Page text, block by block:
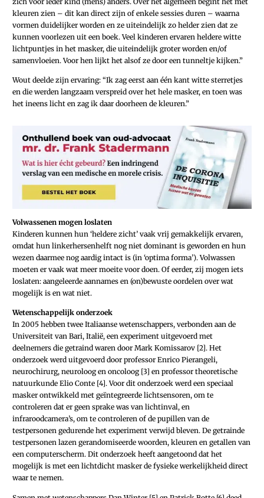
kleuren zien – dit kan direct zijn of enkele sessies duren – waarna
vormen duidelijker worden en ze uiteindelijk zo helder zien dat ze
kunnen voorlezen uit een boek. Veel kinderen ervaren heldere witte
lichtpuntjes in het masker, die uiteindelijk groter worden en/of
samenvloeien. Voor hen lijkt het alsof ze door een tunneltje kijken.”
Wout deelde zijn ervaring: “Ik zag eerst aan één kant witte sterretjes
en die werden langzaam verspreid over het hele masker, en toen was
het ineens licht en zag ik daar doorheen de kleuren.”
Volwassenen mogen loslaten
Kinderen kunnen hun ‘heldere zicht’ vaak vrij gemakkelijk ervaren,
omdat hun linkerhersenhelft nog niet dominant is geworden en hun
wezen daarmee nog aardig intact is (in ‘optima forma’). Volwassen
moeten er vaak wat meer moeite voor doen. Of eerder, zij mogen iets
loslaten: aangeleerde aannames en (on)bewuste oordelen over wat
mogelijk is en wat niet.
Wetenschappelijk onderzoek
In 2005 hebben twee Italiaanse wetenschappers, verbonden aan de
Universiteit van Bari, Italië, een experiment uitgevoerd met
deelnemers die getraind waren door Mark Komissarov [2]. Het
onderzoek werd uitgevoerd door professor Enrico Pierangeli,
neurochirurg, neuroloog en oncoloog [3] en professor theoretische
natuurkunde Elio Conte [4]. Voor dit onderzoek werd een speciaal
masker ontwikkeld met geïntegreerde lichtsensoren, om te
controleren dat er geen sprake was van lichtinval, en
infraroodcamera’s, om te controleren of de pupillen van de
testpersonen gedurende het experiment verwijd bleven. De getrainde
testpersonen lazen gerandomiseerde woorden, kleuren en getallen van
een computerscherm. Dit onderzoek heeft aangetoond dat het
mogelijk is met een lichtdicht masker de fysieke werkelijkheid direct
waar te nemen.